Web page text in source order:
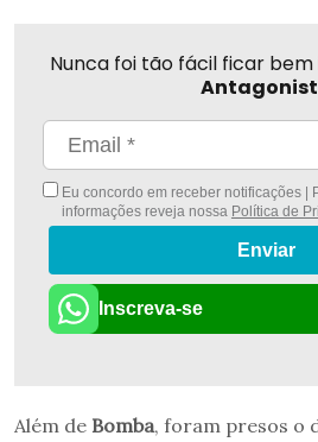
Nunca foi tão fácil ficar
Eu concordo em receber notificações |
informações reveja nossa Política de
Enviar
Inscreva-se
Além de Bomba, foram presos o